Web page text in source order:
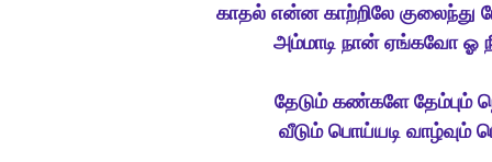
காதல் என்ன காற்றிலே குலைந்து
அம்மாடி நான் ஏங்கவோ ஓ
தேடும் கண்களே தேம்பும்
வீடும் பொய்யடி வாழ்வும்